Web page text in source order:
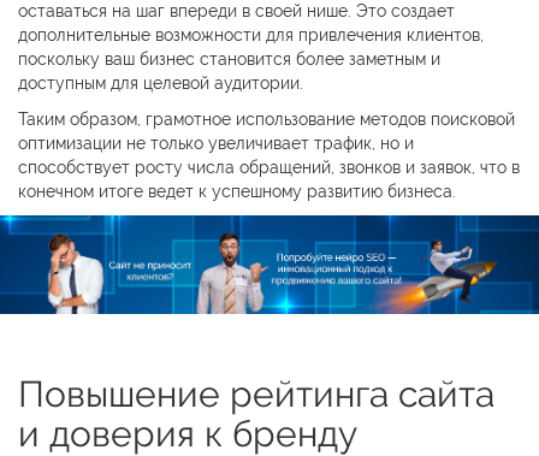
оставаться на шаг впереди в своей нише. Это создает
дополнительные возможности для привлечения клиентов,
поскольку ваш бизнес становится более заметным и
доступным для целевой аудитории.
Таким образом, грамотное использование методов поисковой
оптимизации не только увеличивает трафик, но и
способствует росту числа обращений, звонков и заявок, что в
конечном итоге ведет к успешному развитию бизнеса.
Повышение рейтинга сайта
и доверия к бренду